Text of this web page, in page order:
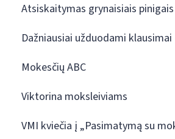
Atsiskaitymas grynaisiais pinigais
Dažniausiai užduodami klausimai
Mokesčių ABC
Viktorina moksleiviams
VMI kviečia į „Pasimatymą su